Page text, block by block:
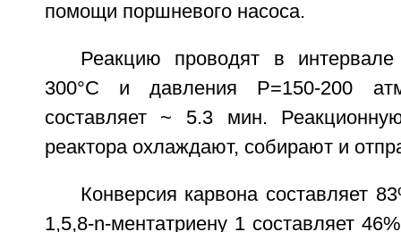
помощи поршневого насоса.
Реакцию проводят в интервале
300°C и давления P=150-200
составляет ~ 5.3 мин.
реактора охлаждают, собирают и
Конверсия карвона составляет
1,5,8-n-ментатриену 1 составляет